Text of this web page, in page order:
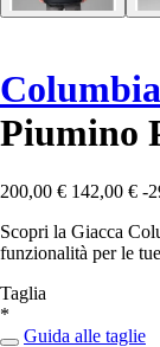
Columbia
Piumino
200,00 € 142,00 € -
Scopri la Giacca
funzionalità per le
Taglia
*
Guida alle taglie